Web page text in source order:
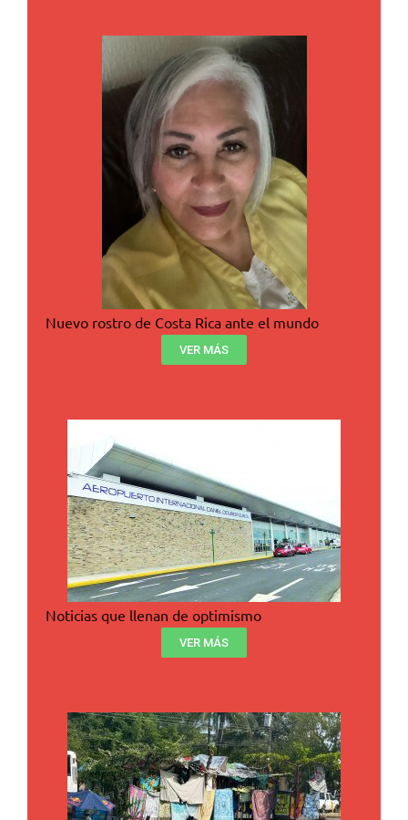
Nuevo rostro de Costa Rica ante el mundo
VER MÁS
Noticias que llenan de optimismo
VER MÁS